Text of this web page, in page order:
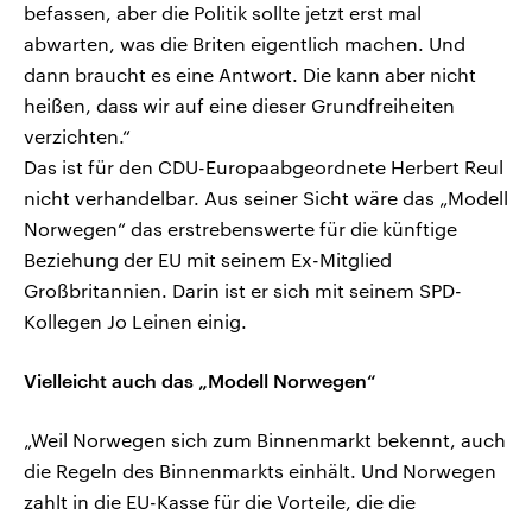
befassen, aber die Politik sollte jetzt erst mal
abwarten, was die Briten eigentlich machen. Und
dann braucht es eine Antwort. Die kann aber nicht
heißen, dass wir auf eine dieser Grundfreiheiten
verzichten.“
Das ist für den CDU-Europaabgeordnete Herbert Reul
nicht verhandelbar. Aus seiner Sicht wäre das „Modell
Norwegen“ das erstrebenswerte für die künftige
Beziehung der EU mit seinem Ex-Mitglied
Großbritannien. Darin ist er sich mit seinem SPD-
Kollegen Jo Leinen einig.
Vielleicht auch das „Modell Norwegen“
„Weil Norwegen sich zum Binnenmarkt bekennt, auch
die Regeln des Binnenmarkts einhält. Und Norwegen
zahlt in die EU-Kasse für die Vorteile, die die